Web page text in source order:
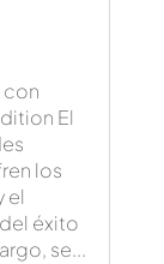
El
los
el
éxito
se...